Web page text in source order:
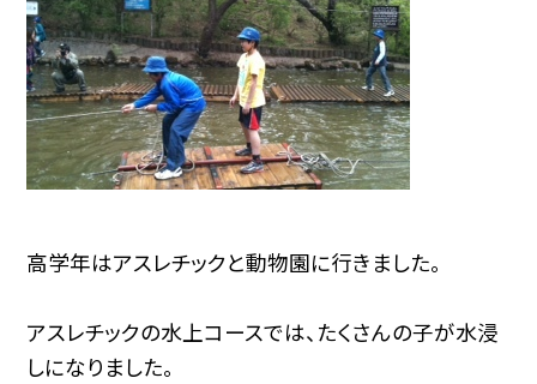
高学年はアスレチックと動物園に行きました。
アスレチックの水上コースでは、たくさんの子が水浸
しになりました。